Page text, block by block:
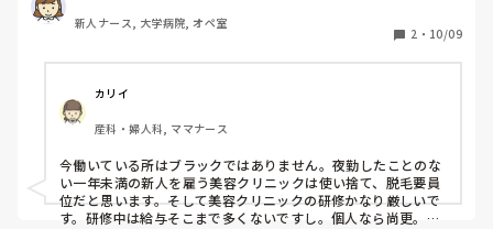
【いいと思うところ】
(時給2000円くらいらしい)
・苦手な先輩3人以外はみんないい人、話しかけずらい人も
いる
・夜は22時から23時の間までには寝れる 朝は6時起きで仕事
に間に合う
・祝日も休みなため土日祝で3連休になる
・大学病院なので辞めるのがもったいない気がする
新人ナース, 大学病院, オペ室
2 ・ 10/09
カリイ
産科・婦人科, ママナース
今働いている所はブラックではありません。夜勤したことのな
い一年未満の新人を雇う美容クリニックは使い捨て、脱毛要員
位だと思います。そして美容クリニックの研修かなり厳しいで
す。研修中は給与そこまで多くないですし。個人なら尚更。